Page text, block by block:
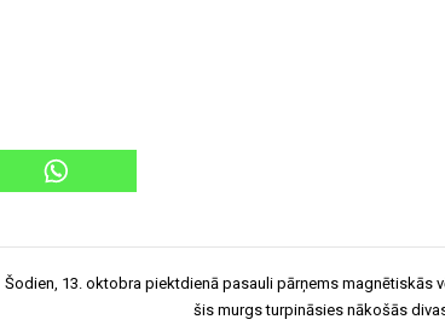
Šodien, 13. oktobra piektdienā pasauli pārņems magnētiskās
šis murgs turpināsies nākošās